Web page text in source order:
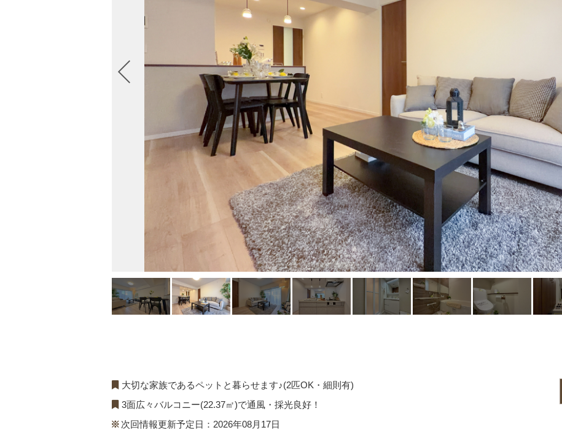
大切な家族であるペットと暮らせます♪(2匹OK・細則有)
3面広々バルコニー(22.37㎡)で通風・採光良好！
次回情報更新予定日：2026年08月17日